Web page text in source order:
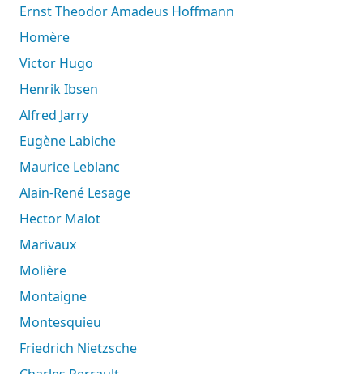
Ernst Theodor Amadeus Hoffmann
Homère
Victor Hugo
Henrik Ibsen
Alfred Jarry
Eugène Labiche
Maurice Leblanc
Alain-René Lesage
Hector Malot
Marivaux
Molière
Montaigne
Montesquieu
Friedrich Nietzsche